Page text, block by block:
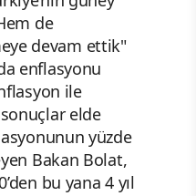
de
devam ettik"
enflasyonu
ile
elde
yüzde
Bakan Bolat,
bu yana 4 yıl